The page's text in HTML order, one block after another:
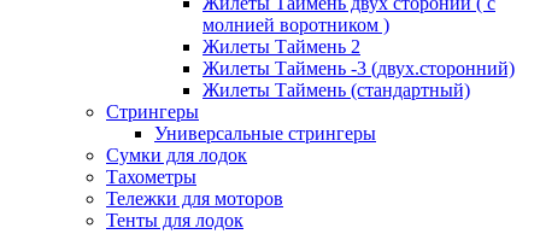
молнией воротником )
Жилеты Таймень 2
Жилеты Таймень -3 (двух.сторонний)
Жилеты Таймень (стандартный)
Стрингеры
Универсальные стрингеры
Сумки для лодок
Тахометры
Тележки для моторов
Тенты для лодок